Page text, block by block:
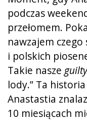
podczas
przełomem.
nawzajem
i polskich
Takie nasze
lody.” Ta
Anastastia
10 miesiącach